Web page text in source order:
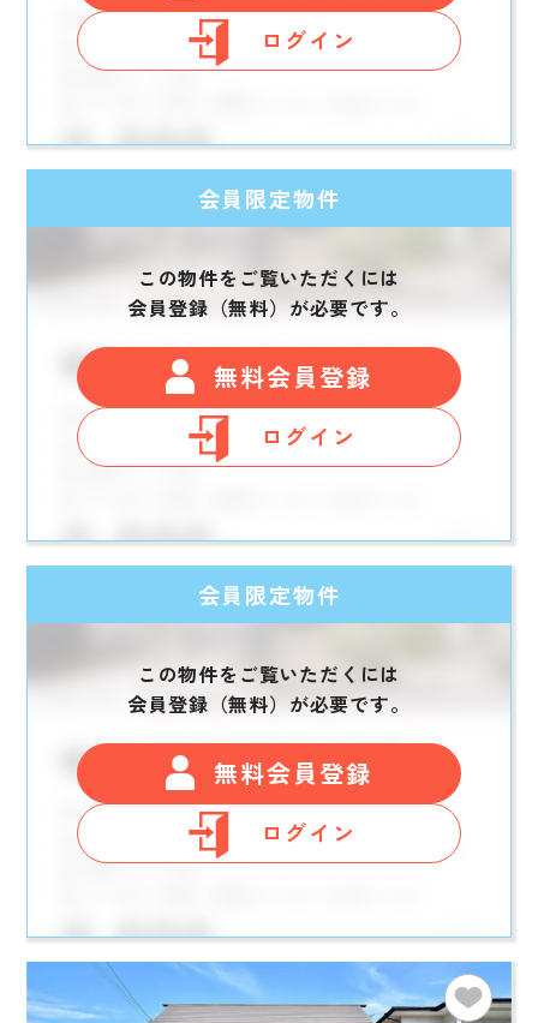
ログイン
会員限定物件
この物件をご覧いただくには
会員登録（無料）が必要です。
無料会員登録
ログイン
会員限定物件
この物件をご覧いただくには
会員登録（無料）が必要です。
無料会員登録
ログイン